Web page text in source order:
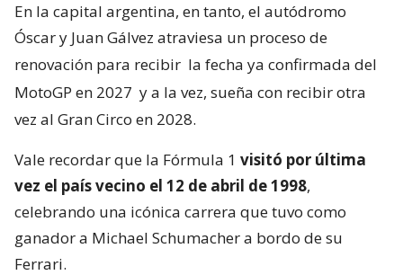
En la capital argentina, en tanto, el autódromo
Óscar y Juan Gálvez atraviesa un proceso de
renovación para recibir la fecha ya confirmada del
MotoGP en 2027 y a la vez, sueña con recibir otra
vez al Gran Circo en 2028.
Vale recordar que la Fórmula 1 visitó por última
vez el país vecino el 12 de abril de 1998,
celebrando una icónica carrera que tuvo como
ganador a Michael Schumacher a bordo de su
Ferrari.